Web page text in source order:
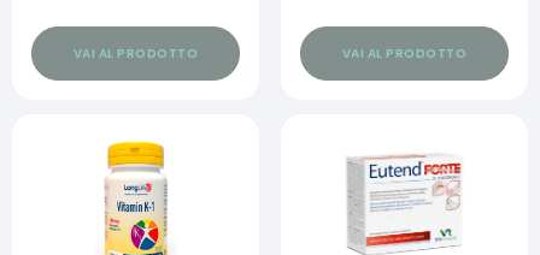
VAI AL PRODOTTO VAI AL PRODOTTO